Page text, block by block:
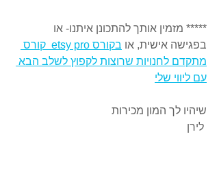
***** מזמין אותך להתכונן איתנו- או
בפגישה אישית, או
בקורס etsy pro  קורס
מתקדם לחנויות שרוצות לקפוץ לשלב הבא
עם ליווי שלי
שיהיו לך המון מכירות